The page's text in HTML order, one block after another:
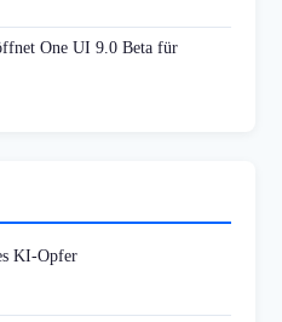
One UI 9.0 Beta für
KI-Opfer